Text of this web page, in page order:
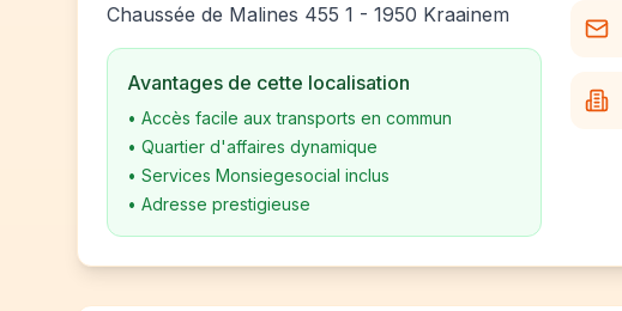
Chaussée de Malines 455 1 - 1950 Kraainem
Avantages de cette localisation
• Accès facile aux transports en commun
• Quartier d'affaires dynamique
• Services Monsiegesocial inclus
• Adresse prestigieuse